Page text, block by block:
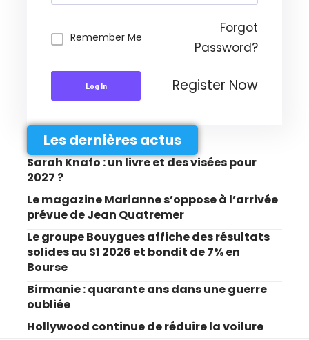
Remember Me
Forgot
Password?
Log In Register Now
Les dernières actus
Sarah Knafo : un livre et des visées pour
2027 ?
Le magazine Marianne s’oppose à l’arrivée
prévue de Jean Quatremer
Le groupe Bouygues affiche des résultats
solides au S1 2026 et bondit de 7% en
Bourse
Birmanie : quarante ans dans une guerre
oubliée
Hollywood continue de réduire la voilure